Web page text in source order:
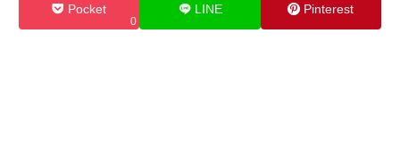
Pocket
0
LINE Pinterest